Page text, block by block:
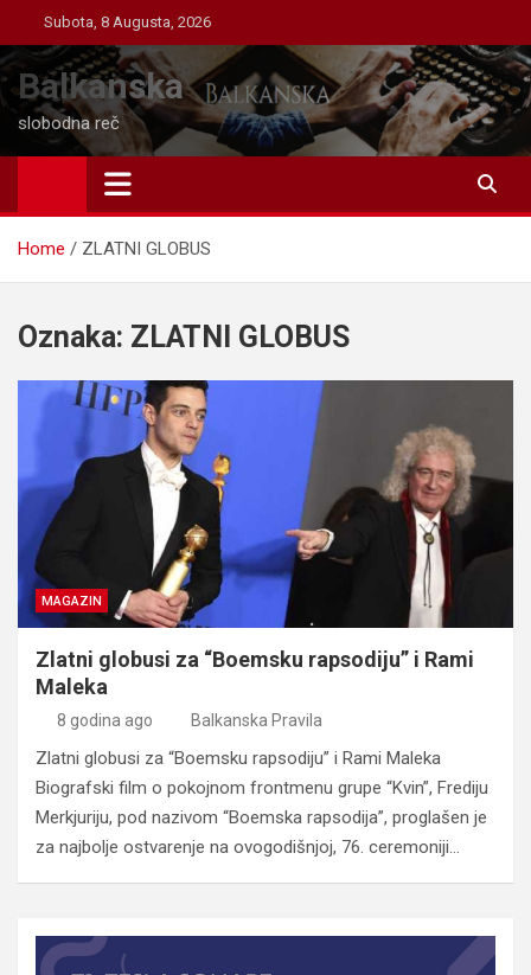
to
content
Subota, 8 Augusta, 2026
Balkanska
slobodna reč
Home ZLATNI GLOBUS
Oznaka: ZLATNI GLOBUS
MAGAZIN
Zlatni globusi za “Boemsku rapsodiju” i Rami
Maleka
8 godina ago Balkanska Pravila
Zlatni globusi za “Boemsku rapsodiju” i Rami Maleka
Biografski film o pokojnom frontmenu grupe “Kvin”, Frediju
Merkjuriju, pod nazivom “Boemska rapsodija”, proglašen je
za najbolje ostvarenje na ovogodišnjoj, 76. ceremoniji…